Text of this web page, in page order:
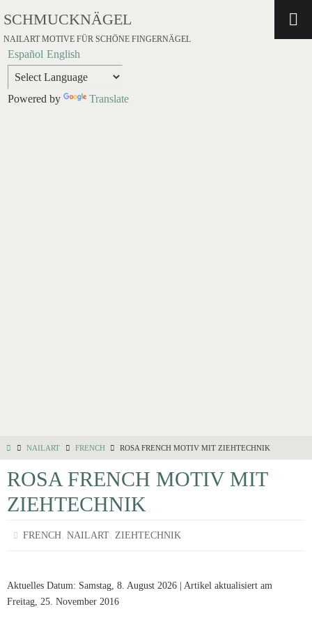
SCHMUCKNÄGEL
NAILART MOTIVE FÜR SCHÖNE FINGERNÄGEL
Español English
Powered by Translate
NAILART FRENCH ROSA FRENCH MOTIV MIT ZIEHTECHNIK
ROSA FRENCH MOTIV MIT
ZIEHTECHNIK
FRENCH,NAILART, ZIEHTECHNIK
Aktuelles Datum: Samstag, 8. August 2026 | Artikel aktualisiert am
Freitag, 25. November 2016